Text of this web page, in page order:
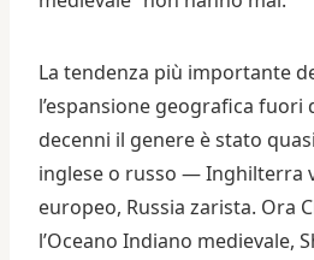
La tendenza più importante
l’espansione geografica fuori
decenni il genere è stato
inglese o russo — Inghilterra
europeo, Russia zarista. Ora
l’Oceano Indiano medievale,